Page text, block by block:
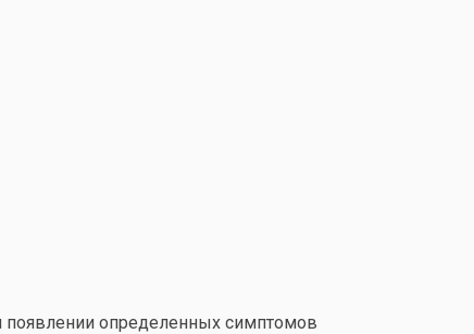
появлении определенных симптомов